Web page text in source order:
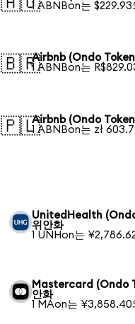
1 ABNBon는 $229.93
🇧🇷Airbnb (Ondo
1 ABNBon는
🇵🇱Airbnb (Ondo
1 ABNBon는 zł
UnitedHealth
위안화
1 UNHon는
Mastercard (Ondo
안화
1 MAon는 ¥3,858.40